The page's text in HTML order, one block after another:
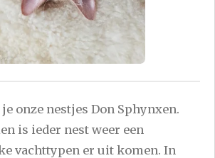
onze nestjes Don Sphynxen.
is ieder nest weer een
vachttypen er uit komen. In